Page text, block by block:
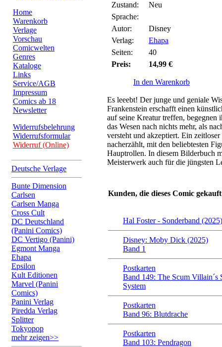
Home
Warenkorb
Verlage
Vorschau
Comicwelten
Genres
Kataloge
Links
Service/AGB
Impressum
Comics ab 18
Newsletter
Widerrufsbelehrung
Widerrufsformular
Widerruf (Online)
Deutsche Verlage
Bunte Dimension
Carlsen
Carlsen Manga
Cross Cult
DC Deutschland
(Panini Comics)
DC Vertigo (Panini)
Egmont Manga
Ehapa
Epsilon
Kult Editionen
Marvel (Panini
Comics)
Panini Verlag
Piredda Verlag
Splitter
Tokyopop
mehr zeigen>>
Zustand:
Neu
Sprache:
Autor:
Disney
Verlag:
Ehapa
Seiten:
40
Preis:
14,99 €
In den Warenkorb
Es leeebt! Der junge und geniale
Frankenstein erschafft einen
auf seine Kreatur treffen, begegnen
das Wesen nach nichts mehr, als
versteht und akzeptiert. Ein
nacherzählt, mit den beliebtesten
Hauptrollen. In diesem Bilderbuch
Meisterwerk auch für die jüngsten
Kunden, die dieses Comic
Hal Foster - Sonderband (2025)
Disney: Moby Dick (2025)
Band 1
Postkarten
Band 149: The Scum Villain´s
System
Postkarten
Band 96: Blutdrache
Postkarten
Band 103: Pendragon